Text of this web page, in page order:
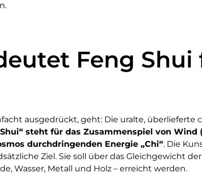
Feng Shui
ausgedrückt, geht: Die uralte, überlieferte
steht für das Zusammenspiel von Wind
durchdringenden Energie „Chi“. Die
Ziel. Sie soll über das Gleichgewicht
Wasser, Metall und Holz – erreicht werden.